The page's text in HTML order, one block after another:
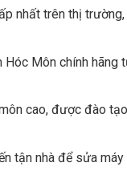
nhất trên thị
Môn chính hãng
cao, được đào
tận nhà để sửa